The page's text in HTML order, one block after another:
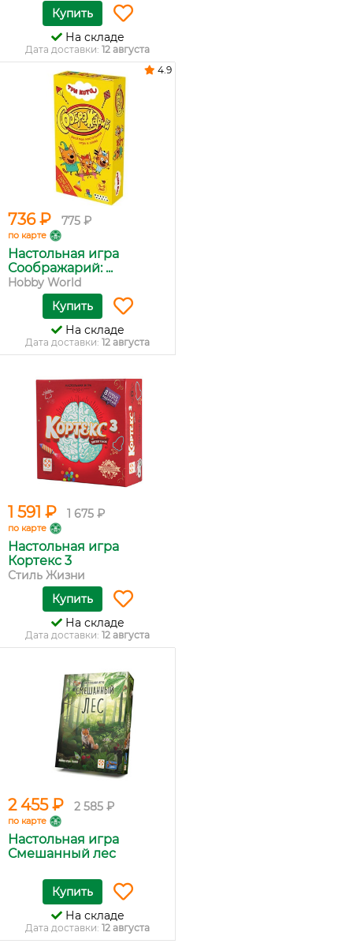
Купить
На складе
Дата доставки: 12 августа
736 ₽ 775 ₽
по карте
Настольная игра
Соображарий: ...
Hobby World
4.9
Купить
На складе
Дата доставки: 12 августа
1 591 ₽ 1 675 ₽
по карте
Настольная игра
Кортекс 3
Стиль Жизни
Купить
На складе
Дата доставки: 12 августа
2 455 ₽ 2 585 ₽
по карте
Настольная игра
Смешанный лес
Купить
На складе
Дата доставки: 12 августа